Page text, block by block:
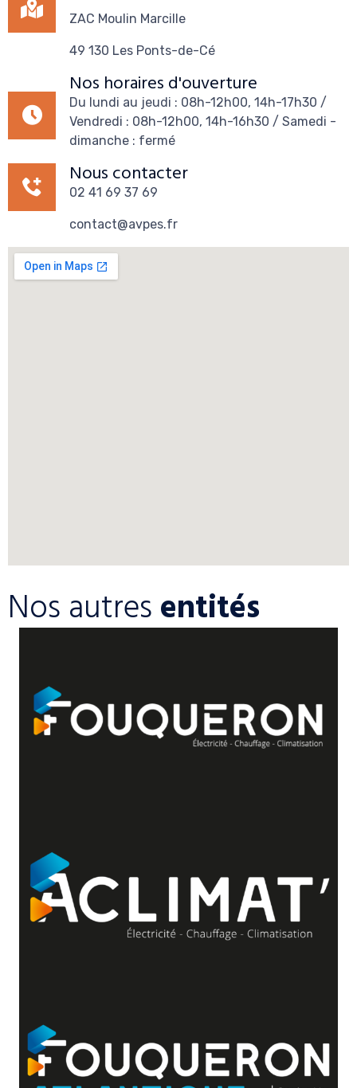
ZAC Moulin Marcille
49 130 Les Ponts-de-Cé
Nos horaires d'ouverture
Du lundi au jeudi : 08h-12h00, 14h-17h30 /
Vendredi : 08h-12h00, 14h-16h30 / Samedi -
dimanche : fermé
Nous contacter
02 41 69 37 69
contact@avpes.fr
Nos autres entités